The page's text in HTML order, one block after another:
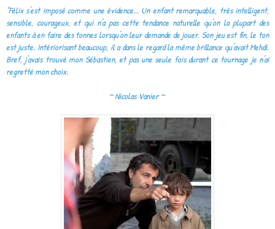
"Félix s'est imposé comme une évidence... Un enfant remarquable, très intelligent,
sensible, courageux, et qui n'a pas cette tendance naturelle qu'on la plupart des
enfants à en faire des tonnes lorsqu'on leur demande de jouer. Son jeu est fin, le ton
est juste. Intériorisant beaucoup, il a dans le regard la même brillance qu'avait Mehdi.
Bref, j'avais trouvé mon Sébastien, et pas une seule fois durant ce tournage je n'ai
regretté mon choix.
~ Nicolas Vanier~